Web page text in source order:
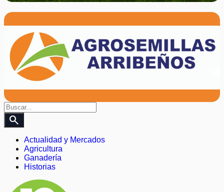
search
Actualidad y Mercados
Agricultura
Ganadería
Historias